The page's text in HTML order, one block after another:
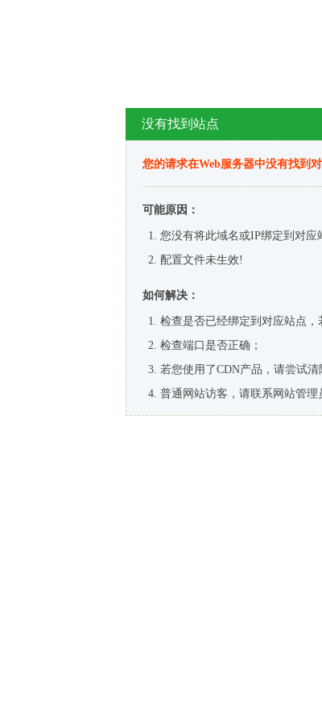
没有找到站点
您的请求在Web服务器中没有找到
可能原因：
您没有将此域名或IP绑定到对应
配置文件未生效!
如何解决：
检查是否已经绑定到对应站点，
检查端口是否正确；
若您使用了CDN产品，请尝试清
普通网站访客，请联系网站管理